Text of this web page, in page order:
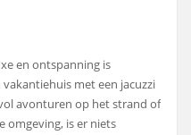
en ontspanning is
met een jacuzzi
avonturen op het strand of
omgeving, is er niets